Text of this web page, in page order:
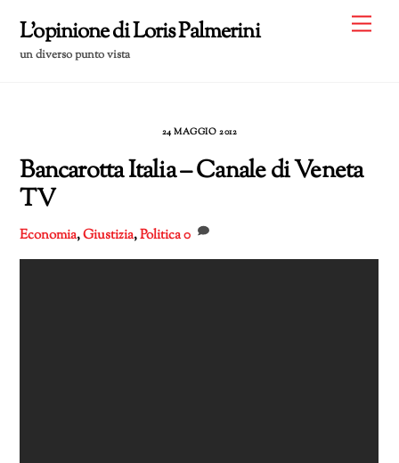
content
L'opinione di Loris Palmerini
un diverso punto vista
24 MAGGIO 2012
Bancarotta Italia – Canale di Veneta
TV
Economia,Giustizia,Politica0